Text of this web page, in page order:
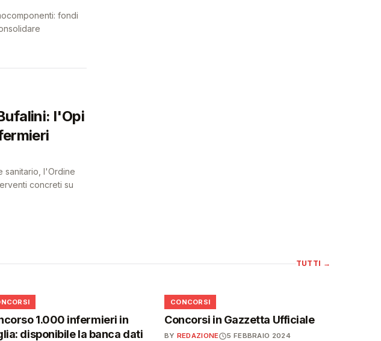
fondi
l'Opi
sanitario, l'Ordine
concreti su
TUTTI →
1.000 infermieri in
disponibile la banca dati
📋
CONCORSI
Concorsi in Gazzetta Ufficiale
BY REDAZIONE 5 FEBBRAIO 2024